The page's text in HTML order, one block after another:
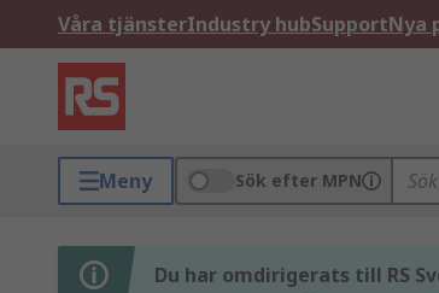
Våra tjänsterIndustry hubSupportNya
Meny Sök efter MPN
Du har omdirigerats till RS